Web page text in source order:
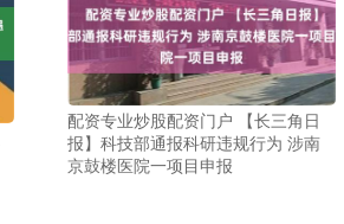
配资专业炒股配资门户 【长三角日
报】科技部通报科研违规行为 涉南
京鼓楼医院一项目申报